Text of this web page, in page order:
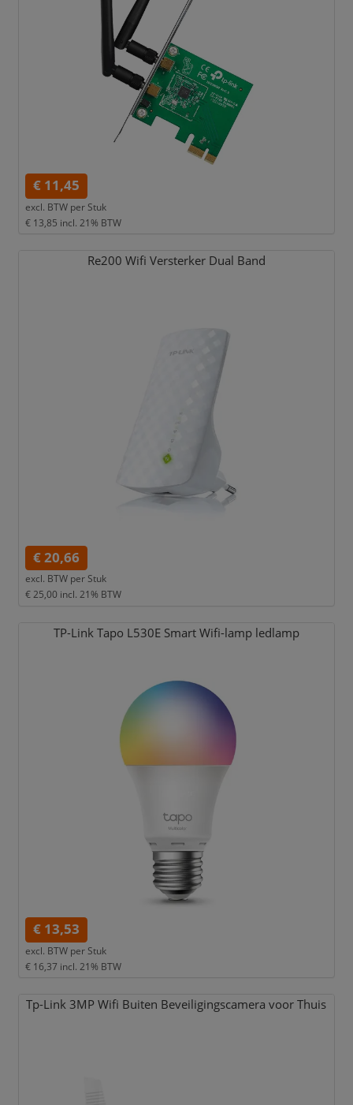
€ 11,45
excl. BTW per Stuk
€ 13,85 incl. 21% BTW
Re200 Wifi Versterker Dual Band
€ 20,66
excl. BTW per Stuk
€ 25,00 incl. 21% BTW
TP-Link Tapo L530E Smart Wifi-lamp ledlamp
€ 13,53
excl. BTW per Stuk
€ 16,37 incl. 21% BTW
Tp-Link 3MP Wifi Buiten Beveiligingscamera voor Thuis